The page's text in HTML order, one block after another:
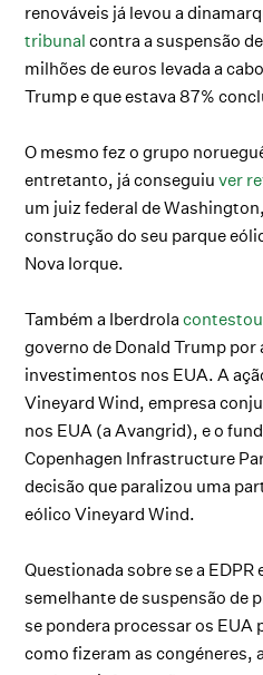
renováveis já levou a
tribunal contra a suspensão
milhões de euros levada a
Trump e que estava 87%
O mesmo fez o grupo
entretanto, já conseguiuver
um juiz federal de
construção do seu parque
Nova Iorque.
Também a Iberdrolacontestou
governo de Donald Trump por
investimentos nos EUA. A
Vineyard Wind, empresa
nos EUA (a Avangrid), e o
Copenhagen Infrastructure
decisão que paralizou uma
eólico Vineyard Wind.
Questionada sobre se a
semelhante de suspensão de
se pondera processar os EUA
como fizeram as congéneres,